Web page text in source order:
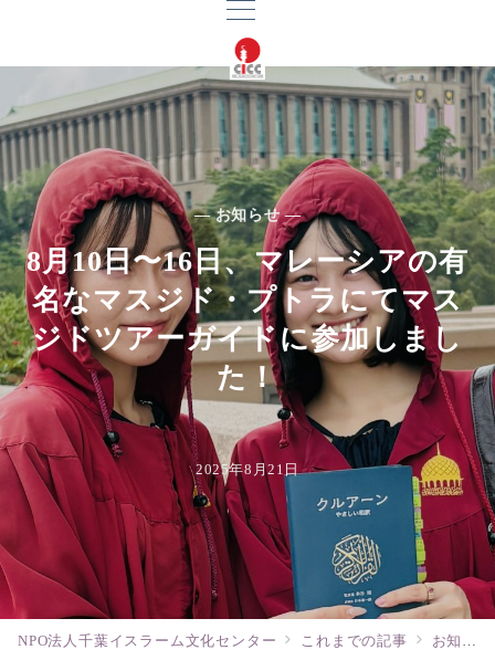
— お知らせ —
8月10日〜16日、マレーシアの有
名なマスジド・プトラにてマス
ジドツアーガイドに参加しまし
た！
2025年8月21日
NPO法人千葉イスラーム文化センター これまでの記事 お知らせ